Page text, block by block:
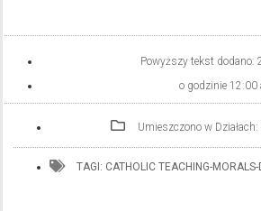
Powyższy tekst dodano:
o godzinie 12:00
Umieszczono w Działach:
TAGI: CATHOLIC TEACHING-MORALS-